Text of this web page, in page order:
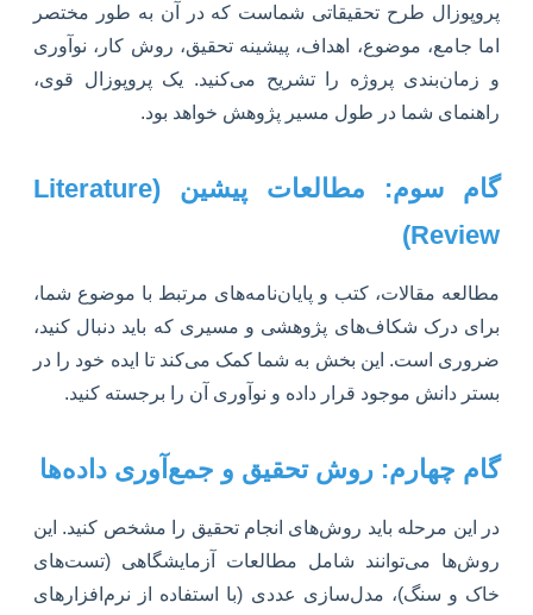
پروپوزال طرح تحقیقاتی شماست که در آن به طور مختصر
اما جامع، موضوع، اهداف، پیشینه تحقیق، روش کار، نوآوری
و زمان‌بندی پروژه را تشریح می‌کنید. یک پروپوزال قوی،
راهنمای شما در طول مسیر پژوهش خواهد بود.
گام سوم: مطالعات پیشین (Literature
Review)
مطالعه مقالات، کتب و پایان‌نامه‌های مرتبط با موضوع شما،
برای درک شکاف‌های پژوهشی و مسیری که باید دنبال کنید،
ضروری است. این بخش به شما کمک می‌کند تا ایده خود را در
بستر دانش موجود قرار داده و نوآوری آن را برجسته کنید.
گام چهارم: روش تحقیق و جمع‌آوری داده‌ها
در این مرحله باید روش‌های انجام تحقیق را مشخص کنید. این
روش‌ها می‌توانند شامل مطالعات آزمایشگاهی (تست‌های
خاک و سنگ)، مدل‌سازی عددی (با استفاده از نرم‌افزارهای